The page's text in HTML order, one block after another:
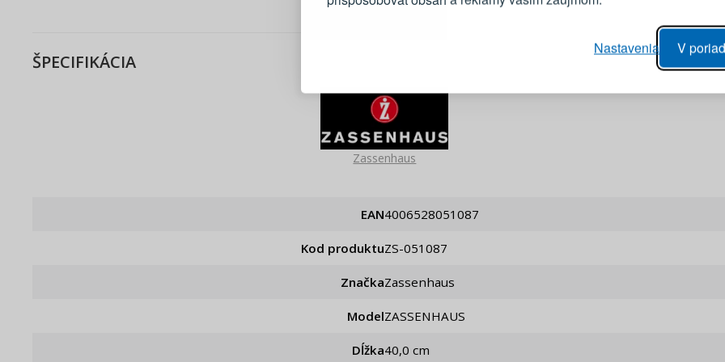
V
Nastavenia
ŠPECIFIKÁCIA
Zassenhaus
EAN 4006528051087
Kod produktu ZS-051087
Značka Zassenhaus
Model ZASSENHAUS
Dĺžka 40,0 cm
Živý náhľad na zmeny v objednávke
PRIHLÁSIŤ